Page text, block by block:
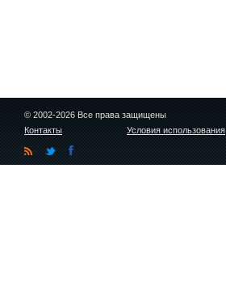
© 2002-2026 Все права защищены
Контакты
Условия использования